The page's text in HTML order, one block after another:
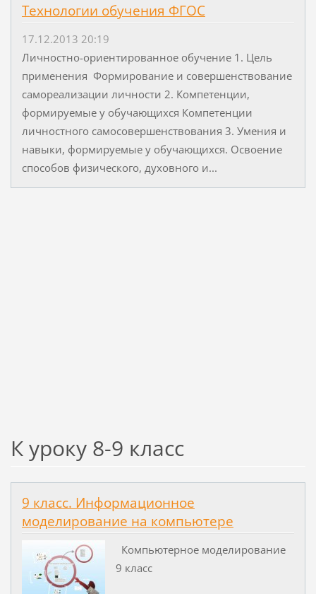
Технологии обучения ФГОС
17.12.2013 20:19
Личностно-ориентированное обучение 1. Цель
применения Формирование и совершенствование
самореализации личности 2. Компетенции,
формируемые у обучающихся Компетенции
личностного самосовершенствования 3. Умения и
навыки, формируемые у обучающихся. Освоение
способов физического, духовного и...
К уроку 8-9 класс
9 класс. Информационное
моделирование на компьютере
Компьютерное моделирование
9 класс